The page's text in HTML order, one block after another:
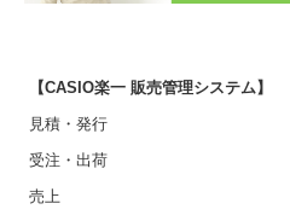
【CASIO楽一 販売管理システム】
見積・発行
受注・出荷
売上